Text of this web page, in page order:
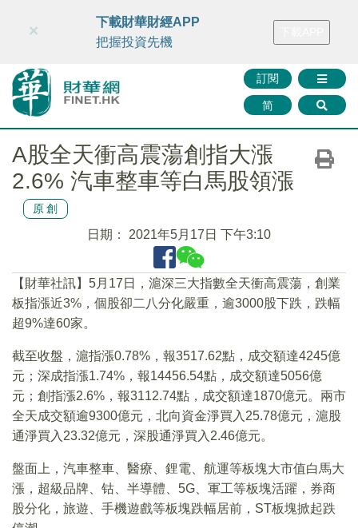
財華智庫網 FINTV FINMETA 財華證券 媒體矩陣
訂閱
简
×
下載財華財經APP
把握投資先機
A股全天衝高震蕩創指大漲
2.6% 汽車整車等白馬股領漲
原創
日期： 2021年5月17日 下午3:10
【財華社訊】5月17日，滬深三大指數全天衝高震蕩，創業
板指漲近3%，個股卻二八分化嚴重，逾3000股下跌，跌幅
超9%達60家。
截至收盤，滬指漲0.78%，報3517.62點，成交額達4245億
元；深成指漲1.74%，報14456.54點，成交額達5056億
元；創指漲2.6%，報3112.74點，成交額達1870億元。兩市
全天成交額逾9300億元，北向資金淨買入25.78億元，滬股
通淨買入23.32億元，深股通淨買入2.46億元。
盤面上，汽車整車、醫療、鋰電、航運等板塊大市值白馬大
漲，超級品牌、钴、半導體、5G、軍工等板塊活躍，券商
股分化，旅遊、手機遊戲等板塊跌幅居前，ST板塊掀起跌